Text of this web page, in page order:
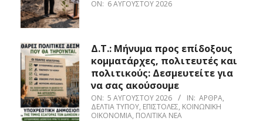
ON: 6 ΑΥΓΟΎΣΤΟΥ 2026
Δ.Τ.: Μήνυμα προς επίδοξους
κομματάρχες, πολιτευτές και
πολιτικούς: Δεσμευτείτε για
να σας ακούσουμε
ON: 5 ΑΥΓΟΎΣΤΟΥ 2026 IN: ΆΡΘΡΑ,
ΔΕΛΤΊΑ ΤΎΠΟΥ, ΕΠΙΣΤΟΛΈΣ, ΚΟΙΝΩΝΙΚΉ
ΟΙΚΟΝΟΜΊΑ, ΠΟΛΙΤΙΚΆ ΝΈΑ